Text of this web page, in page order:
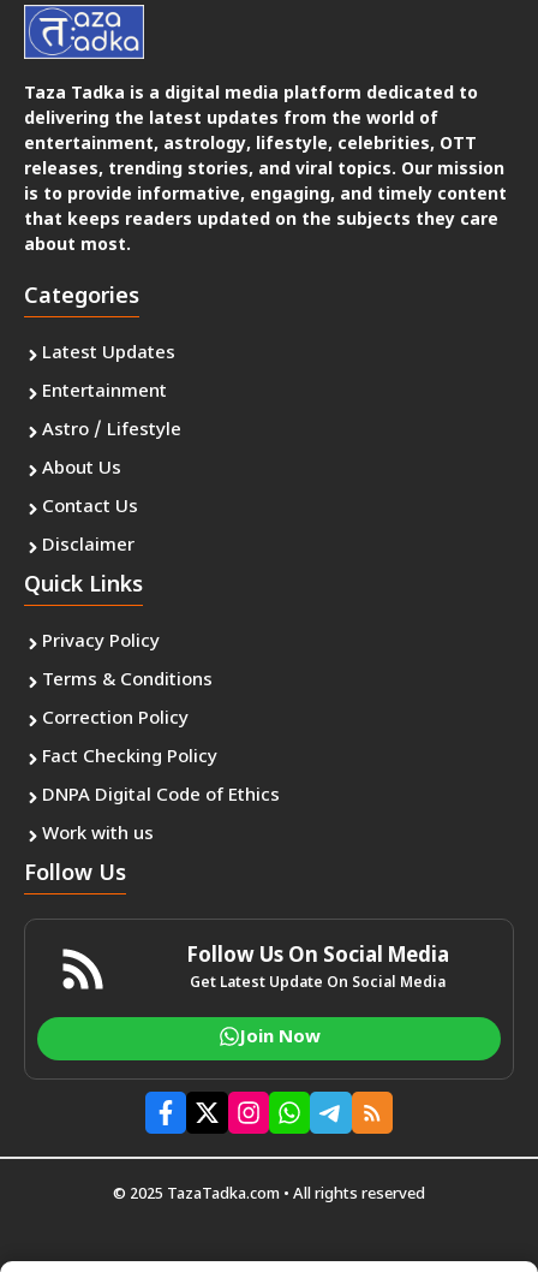
Taza Tadka is a digital media platform dedicated to
delivering the latest updates from the world of
entertainment, astrology, lifestyle, celebrities, OTT
releases, trending stories, and viral topics. Our mission
is to provide informative, engaging, and timely content
that keeps readers updated on the subjects they care
about most.
Categories
Latest Updates
Entertainment
Astro / Lifestyle
About Us
Contact Us
Disclaimer
Quick Links
Privacy Policy
Terms & Conditions
Correction Policy
Fact Checking Policy
DNPA Digital Code of Ethics
Work with us
Follow Us
Follow Us On Social Media
Get Latest Update On Social Media
Join Now
© 2025 TazaTadka.com • All rights reserved